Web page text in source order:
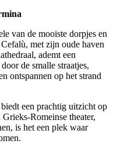
van de mooiste dorpjes en
met zijn oude haven
ademt een
de smalle straatjes,
ontspannen op het strand
een prachtig uitzicht op
Romeinse theater,
is het een plek waar